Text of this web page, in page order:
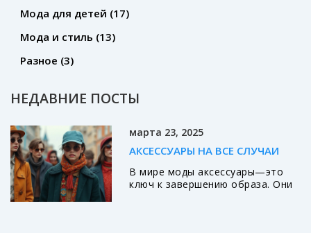
Мода для детей (17)
Мода и стиль (13)
Разное (3)
НЕДАВНИЕ ПОСТЫ
марта 23, 2025
АКСЕССУАРЫ НА ВСЕ СЛУЧАИ
В мире моды аксессуары—это
ключ к завершению образа. Они